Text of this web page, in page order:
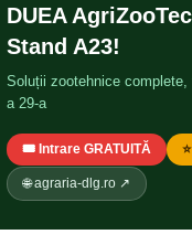
DUEA
Stand A23!
Soluții zootehnice
a 29-a
🎟️ Intrare GRATUITĂ
🌐 agraria-dlg.ro ↗